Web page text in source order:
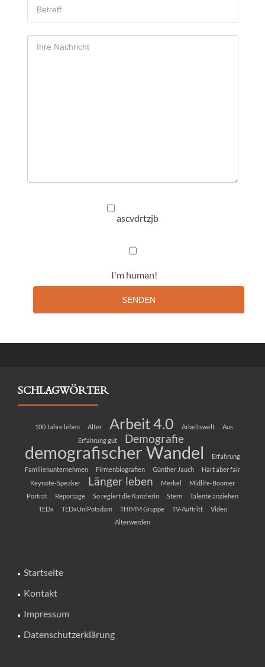
ascvdrtzjb
I'm human!
SENDEN
SCHLAGWÖRTER
100 Jahre leben Alter Arbeit 4.0 Arbeitswelt
Aus
Erfahrung gut
Demografie
demografischer Wandel
Erfahrung
Familienunternehmen
Firmenbiografien Günther Jauch
Hart aber fair
Keynote-Speaker
Länger leben Merkel
Midlife-Boomer
Porträt
Reportage So regiert die Kanzlerin Stern
Talente anziehen
TEDx
TEDxUniPotsdam THIMM Gruppe TV-Auftritt
Video
Älterwerden
Startseite
Kontakt
Impressum
Datenschutzerklärung